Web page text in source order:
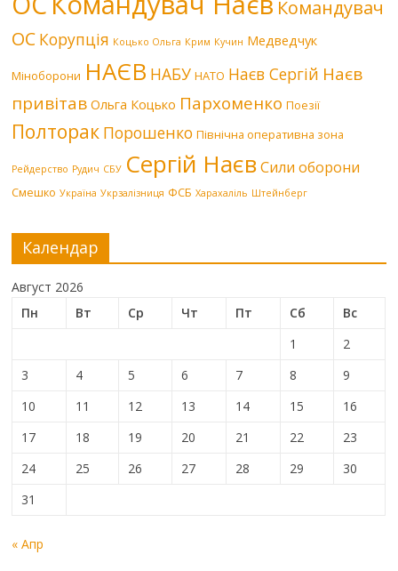
Командувач
ОС Корупція Коцько Ольга Крим Кучин Медведчук
Міноборони НАЄВ НАБУ НАТО Наєв Сергій Наєв
привітав Ольга Коцько Пархоменко Поезії
Полторак Порошенко Північна оперативна зона
Рейдерство Рудич СБУ Сергій Наєв Сили оборони
Смешко Україна Укрзалізниця ФСБ Харахаліль Штейнберг
Календар
Август 2026
Пн
Вт Ср Чт Пт Сб
Вс
1
2
3
4 5 6 7 8
9
10
11 12 13 14 15
16
17
18 19 20 21 22
23
24
25 26 27 28 29
30
31
« Апр